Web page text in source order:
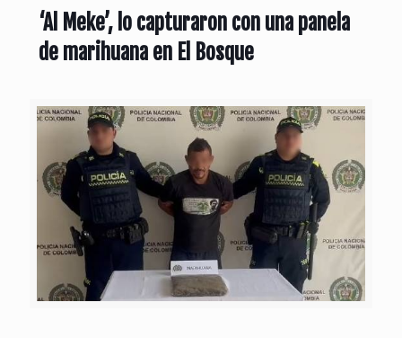
‘Al Meke’, lo capturaron con una panela
de marihuana en El Bosque